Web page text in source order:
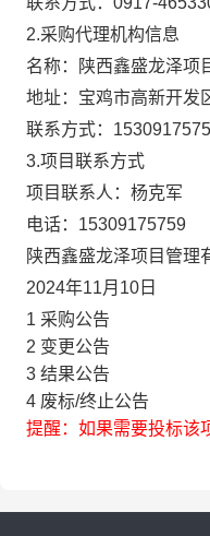
2.采购代理机构信息
名称：
陕西鑫盛龙泽项
地址： 宝鸡市高新开发
联系方式：
3.项目联系方式
项目联系人： 杨克军
电话： 15309175759
陕西鑫盛龙泽项目管理
2024年11月10日
1 采购公告
2 变更公告
3 结果公告
4 废标/终止公告
提醒：如果需要投标该